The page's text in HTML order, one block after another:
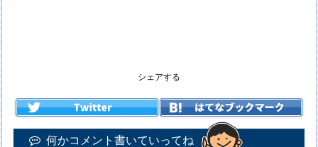
シェアする
何かコメント書いていってね